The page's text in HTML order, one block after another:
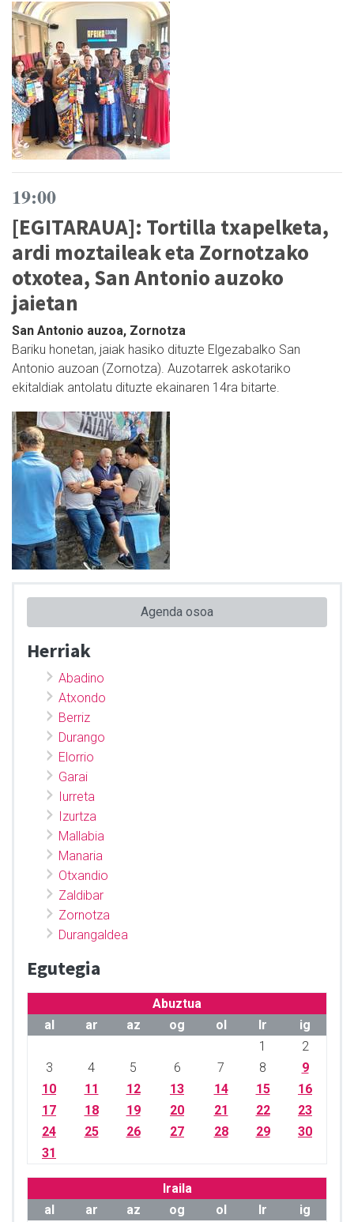
19:00
[EGITARAUA]: Tortilla txapelketa,
ardi moztaileak eta Zornotzako
otxotea, San Antonio auzoko
jaietan
San Antonio auzoa, Zornotza
Bariku honetan, jaiak hasiko dituzte Elgezabalko San
Antonio auzoan (Zornotza). Auzotarrek askotariko
ekitaldiak antolatu dituzte ekainaren 14ra bitarte.
Agenda osoa
Herriak
Abadino
Atxondo
Berriz
Durango
Elorrio
Garai
Iurreta
Izurtza
Mallabia
Manaria
Otxandio
Zaldibar
Zornotza
Durangaldea
Egutegia
Abuztua
al
ar az og ol lr
ig
1
2
3
4 5 6 7 8
9
10
11 12 13 14 15
16
17
18 19 20 21 22
23
24
25 26 27 28 29
30
31
Iraila
al
ar az og ol lr
ig